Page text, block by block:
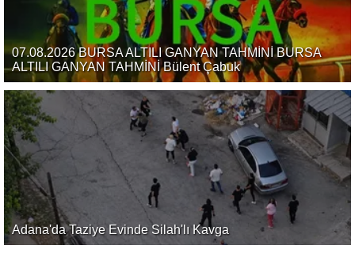
07.08.2026 BURSA ALTILI GANYAN TAHMİNİ BURSA
ALTILI GANYAN TAHMİNİ Bülent Çabuk
Adana'da Taziye Evinde Silah'lı Kavga